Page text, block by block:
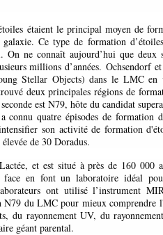
étaient le principal moyen de
Ce type de formation
ne connaît aujourd’hui que deux
millions d’années. Ochsendorf
Stellar Objects) dans le LMC
deux principales régions de
est N79, hôte du candidat
quatre épisodes de formation
son activité de formation
de 30 Doradus.
et est situé à près de 160 000
face en font un laboratoire idéal
ont utilisé l’instrument
du LMC pour mieux comprendre
du rayonnement UV, du
géant parental.